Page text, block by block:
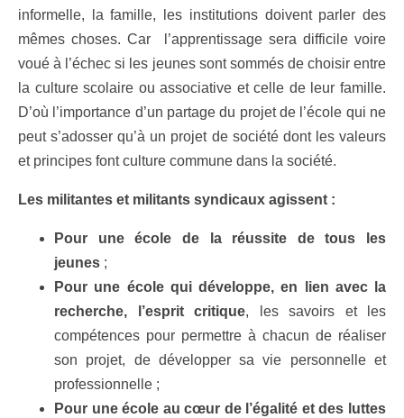
informelle, la famille, les institutions doivent parler des
mêmes choses. Car l’apprentissage sera difficile voire
voué à l’échec si les jeunes sont sommés de choisir entre
la culture scolaire ou associative et celle de leur famille.
D’où l’importance d’un partage du projet de l’école qui ne
peut s’adosser qu’à un projet de société dont les valeurs
et principes font culture commune dans la société.
Les militantes et militants syndicaux agissent :
Pour une école de la réussite de tous les
jeunes ;
Pour une école qui développe, en lien avec la
recherche, l’esprit critique, les savoirs et les
compétences pour permettre à chacun de réaliser
son projet, de développer sa vie personnelle et
professionnelle ;
Pour une école au cœur de l’égalité et des luttes